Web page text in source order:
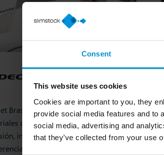
Consent
This website uses cookies
Cookies are important to you, they
provide social media features and to
social media, advertising and
that they’ve collected from your use
Brasil suministra sistemas
de codificación, marcado e
incluidos inkjet, láser,
térmica y etiquetado para